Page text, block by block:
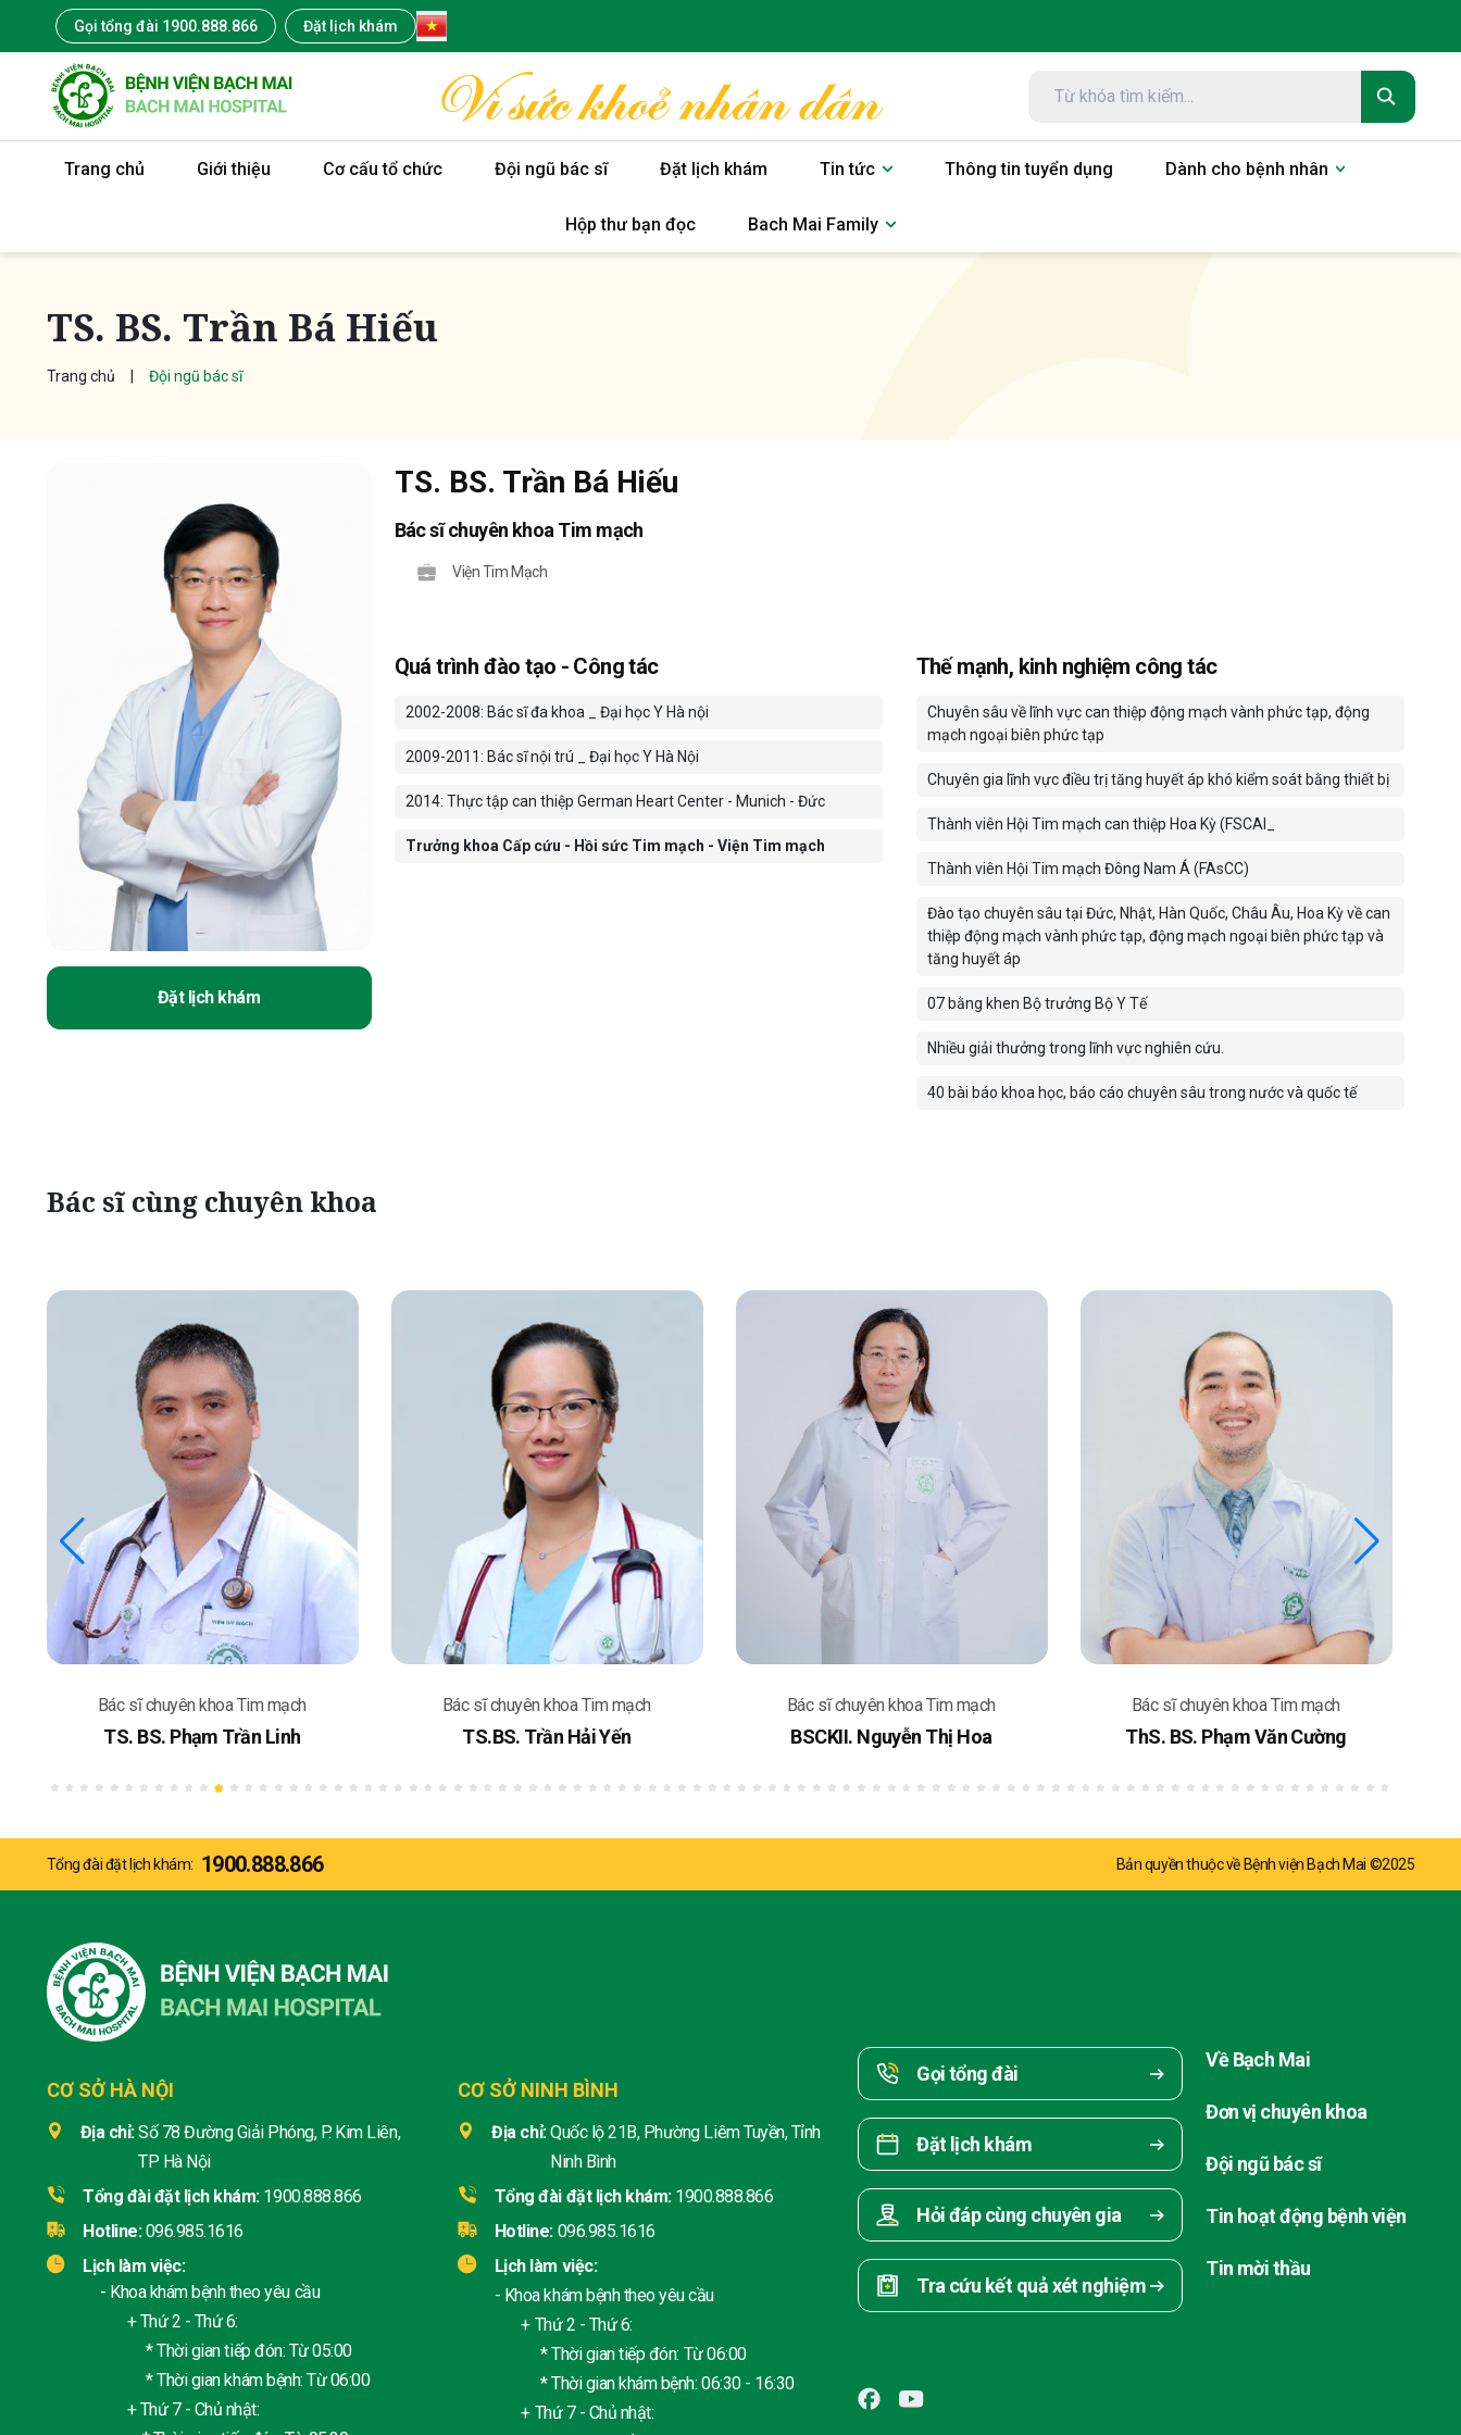
Gọi tổng đài 1900.888.866 Đặt lịch khám
Trang chủ Giới thiệu Cơ cấu tổ chức Đội ngũ bác sĩ Đặt lịch khám Tin tức Thông tin tuyển dụng Dành cho bệnh nhân
Hộp thư bạn đọc Bach Mai Family
TS. BS. Trần Bá Hiếu
Trang chủ Đội ngũ bác sĩ
Đặt lịch khám
TS. BS. Trần Bá Hiếu
Bác sĩ chuyên khoa Tim mạch
Viện Tim Mạch
Quá trình đào tạo - Công tác
2002-2008: Bác sĩ đa khoa _ Đại học Y Hà nội
2009-2011: Bác sĩ nội trú _ Đại học Y Hà Nội
2014: Thực tập can thiệp German Heart Center - Munich - Đức
Trưởng khoa Cấp cứu - Hồi sức Tim mạch - Viện Tim mạch
Thế mạnh, kinh nghiệm công tác
Chuyên sâu về lĩnh vực can thiệp động mạch vành phức tạp, động
mạch ngoại biên phức tạp
Chuyên gia lĩnh vực điều trị tăng huyết áp khó kiểm soát bằng thiết bị
Thành viên Hội Tim mạch can thiệp Hoa Kỳ (FSCAI_
Thành viên Hội Tim mạch Đông Nam Á (FAsCC)
Đào tạo chuyên sâu tại Đức, Nhật, Hàn Quốc, Châu Âu, Hoa Kỳ về can
thiệp động mạch vành phức tạp, động mạch ngoại biên phức tạp và
tăng huyết áp
07 bằng khen Bộ trưởng Bộ Y Tế
Nhiều giải thưởng trong lĩnh vực nghiên cứu.
40 bài báo khoa học, báo cáo chuyên sâu trong nước và quốc tế
Bác sĩ cùng chuyên khoa
Bác sĩ chuyên khoa Tim mạch
TS.BS. Trần Hải Yến
Bác sĩ chuyên khoa Tim mạch
BSCKII. Nguyễn Thị Hoa
Bác sĩ chuyên khoa Tim mạch
ThS. BS. Phạm Văn Cường
Bác sĩ chuyên khoa Tim mạch
ThS.BS Lê Thanh Tùng
Tổng đài đặt lịch khám: 1900.888.866 Bản quyền thuộc về Bệnh viện Bạch Mai ©2025
CƠ SỞ HÀ NỘI
Địa chỉ:Số 78 Đường Giải Phóng, P. Kim Liên,
TP Hà Nội
Tổng đài đặt lịch khám: 1900.888.866
Hotline: 096.985.1616
Lịch làm việc:
- Khoa khám bệnh theo yêu cầu
+ Thứ 2 - Thứ 6:
* Thời gian tiếp đón: Từ 05:00
* Thời gian khám bệnh: Từ 06:00
+ Thứ 7 - Chủ nhật:
CƠ SỞ NINH BÌNH
Địa chỉ:Quốc lộ 21B, Phường Liêm Tuyền, Tỉnh
Ninh Bình
Tổng đài đặt lịch khám: 1900.888.866
Hotline: 096.985.1616
Lịch làm việc:
- Khoa khám bệnh theo yêu cầu
+ Thứ 2 - Thứ 6:
* Thời gian tiếp đón: Từ 06:00
* Thời gian khám bệnh: 06:30 - 16:30
+ Thứ 7 - Chủ nhật:
Gọi tổng đài
Đặt lịch khám
Hỏi đáp cùng chuyên gia
Tra cứu kết quả xét nghiệm
Về Bạch Mai
Đơn vị chuyên khoa
Đội ngũ bác sĩ
Tin hoạt động bệnh viện
Tin mời thầu